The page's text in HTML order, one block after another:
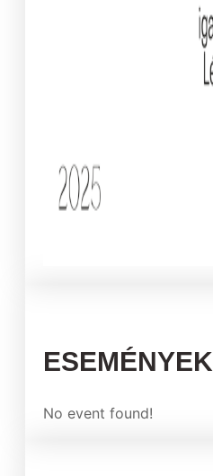
ESEMÉNYEK
No event found!